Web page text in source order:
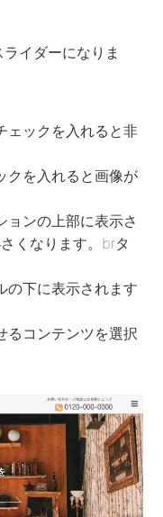
イダーになりま
ェックを入れると非
クを入れると画像が
ョンの上部に表示さ
くなります。brタ
の下に表示されます
るコンテンツを選択